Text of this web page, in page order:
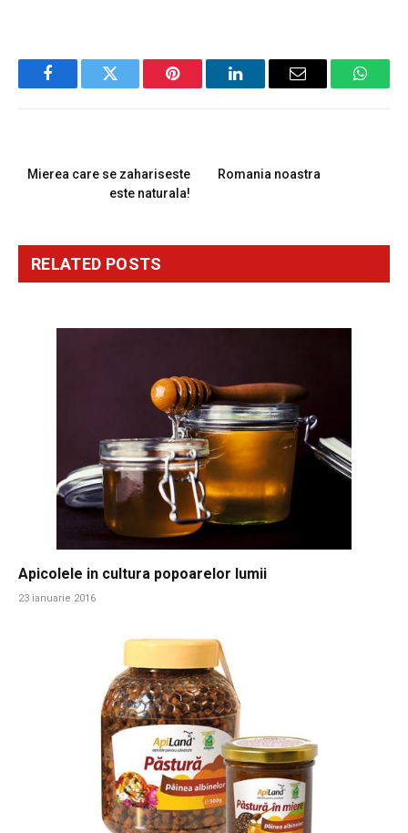
FacebookTwitter Pinterest LinkedInEmail
Mierea care se zahariseste
este naturala!
Romania noastra
RELATED POSTS
Apicolele in cultura popoarelor lumii
23 ianuarie 2016